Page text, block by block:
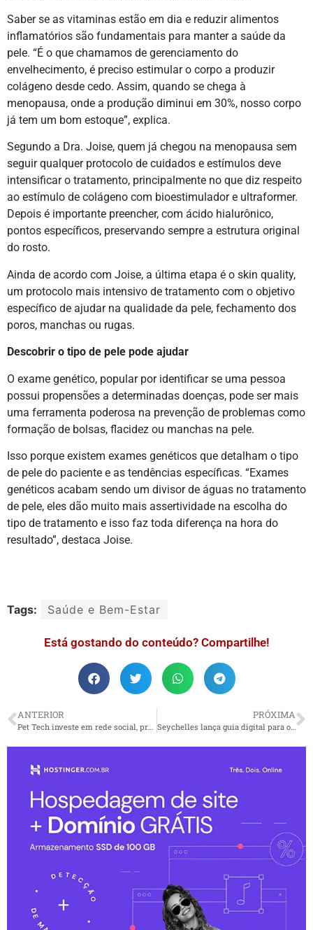
Saber se as vitaminas estão em dia e reduzir alimentos
inflamatórios são fundamentais para manter a saúde da
pele. “É o que chamamos de gerenciamento do
envelhecimento, é preciso estimular o corpo a produzir
colágeno desde cedo. Assim, quando se chega à
menopausa, onde a produção diminui em 30%, nosso corpo
já tem um bom estoque”, explica.
Segundo a Dra. Joise, quem já chegou na menopausa sem
seguir qualquer protocolo de cuidados e estímulos deve
intensificar o tratamento, principalmente no que diz respeito
ao estímulo de colágeno com bioestimulador e ultraformer.
Depois é importante preencher, com ácido hialurônico,
pontos específicos, preservando sempre a estrutura original
do rosto.
Ainda de acordo com Joise, a última etapa é o skin quality,
um protocolo mais intensivo de tratamento com o objetivo
específico de ajudar na qualidade da pele, fechamento dos
poros, manchas ou rugas.
Descobrir o tipo de pele pode ajudar
O exame genético, popular por identificar se uma pessoa
possui propensões a determinadas doenças, pode ser mais
uma ferramenta poderosa na prevenção de problemas como
formação de bolsas, flacidez ou manchas na pele.
Isso porque existem exames genéticos que detalham o tipo
de pele do paciente e as tendências específicas. “Exames
genéticos acabam sendo um divisor de águas no tratamento
de pele, eles dão muito mais assertividade na escolha do
tipo de tratamento e isso faz toda diferença na hora do
resultado”, destaca Joise.
Tags: Saúde e Bem-Estar
Está gostando do conteúdo? Compartilhe!
ANTERIOR PRÓXIMA
Seychelles lança guia digital para o mercado brasileiro